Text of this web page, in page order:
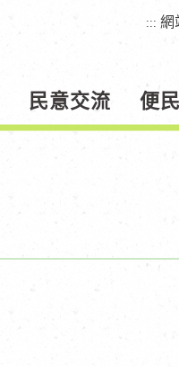
::: 網
民意交流 便